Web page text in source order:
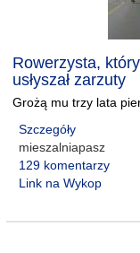
Rowerzysta,
usłyszał zarzuty
Grożą mu trzy lata
Szczegóły
mieszalniapasz
129 komentarzy
Link na Wykop